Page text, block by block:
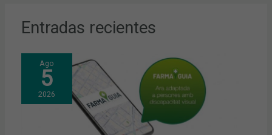
Entradas recientes
Ago
5
2026